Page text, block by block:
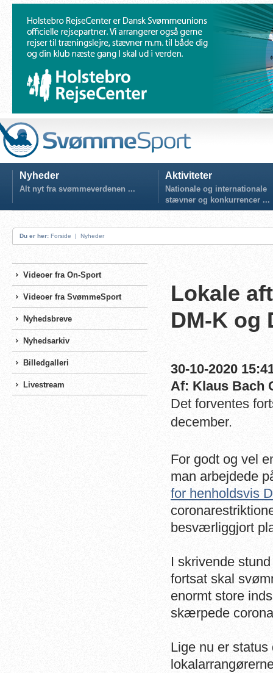
Nyheder
Alt nyt fra svømmeverdenen ...
Aktiviteter
Nationale og internationale
stævner og konkurrencer ...
Du er her: Forside | Nyheder
Videoer fra On-Sport
Videoer fra SvømmeSport
Nyhedsbreve
Nyhedsarkiv
Billedgalleri
Livestream
Lokale
DM-K og
30-10-2020
Af: Klaus Bach
Det forventes
december.
For godt og vel
man arbejdede
for henholdsvis
besværliggjort
I skrivende
fortsat skal
enormt store
skærpede
Lige nu er